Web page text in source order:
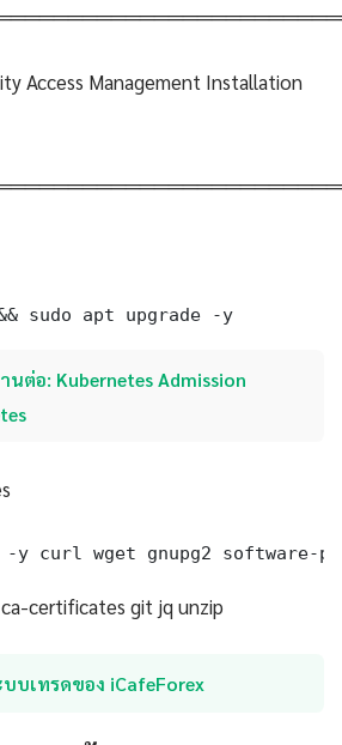
Access Management Installation
sudo apt upgrade -y
นต่อ: Kubernetes Admission
curl wget gnupg2 software-
certificates git jq unzip
บบเทรดของ iCafeForex